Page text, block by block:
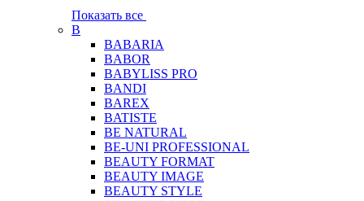
Показать все
B
BABARIA
BABOR
BABYLISS PRO
BANDI
BAREX
BATISTE
BE NATURAL
BE-UNI PROFESSIONAL
BEAUTY FORMAT
BEAUTY IMAGE
BEAUTY STYLE